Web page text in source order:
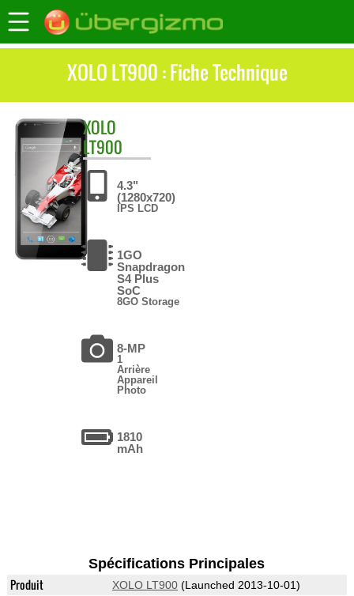
XOLO LT900 : Fiche Technique
XOLO
LT900
4.3"
(1280x720)
IPS LCD
1GO
Snapdragon
S4 Plus
SoC
8GO Storage
8-MP
1
Arrière
Appareil
Photo
1810
mAh
Spécifications Principales
Produit XOLO LT900(Launched 2013-10-01)